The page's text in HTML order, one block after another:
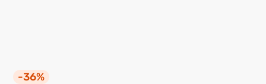
-36%